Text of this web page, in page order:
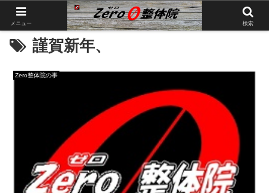
謹賀新年、
Zero整体院の事
メニュー 検索